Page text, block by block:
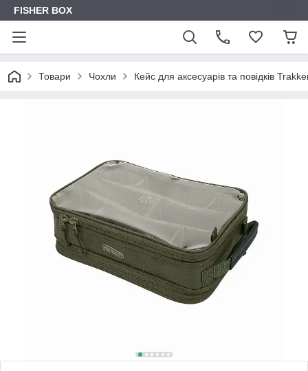
FISHER BOX
Товари Чохли Кейс для аксесуарів та повідків